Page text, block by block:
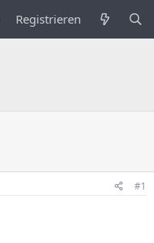
Registrieren
#1